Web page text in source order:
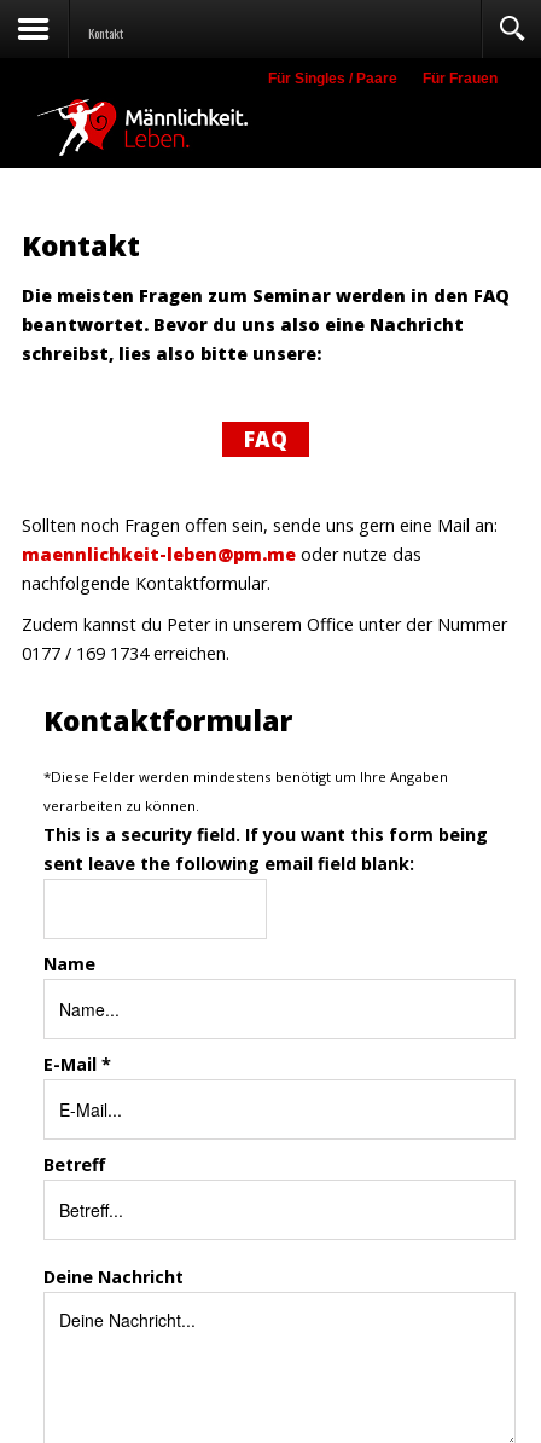
Kontakt
Für Singles / Paare Für Frauen
Suche
Kontakt
Die meisten Fragen zum Seminar werden in den FAQ
beantwortet. Bevor du uns also eine Nachricht
schreibst, lies also bitte unsere:
FAQ
Sollten noch Fragen offen sein, sende uns gern eine Mail an:
maennlichkeit-leben@pm.me oder nutze das
nachfolgende Kontaktformular.
Zudem kannst du Peter in unserem Office unter der Nummer
0177 / 169 1734 erreichen.
Kontaktformular
*Diese Felder werden mindestens benötigt um Ihre Angaben
verarbeiten zu können.
This is a security field. If you want this form being
sent leave the following email field blank:
Name
E-Mail *
Betreff
Deine Nachricht